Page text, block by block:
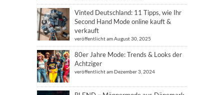
Vinted Deutschland: 11 Tipps, wie Ihr
Second Hand Mode online kauft &
verkauft
veröffentlicht am August 30, 2025
80er Jahre Mode: Trends & Looks der
Achtziger
veröffentlicht am Dezember 3, 2024